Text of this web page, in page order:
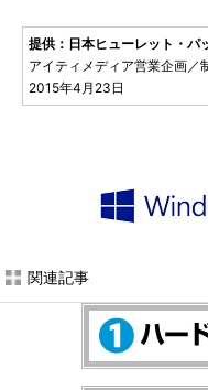
提供：日本ヒューレット・パ
アイティメディア営業企画／
2015年4月23日
関連記事